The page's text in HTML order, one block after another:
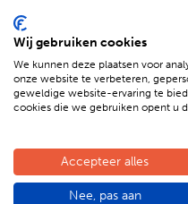
De
Compleet is
Wij gebruiken cookies
We kunnen deze plaatsen voor
onze website te verbeteren,
geweldige website-ervaring te
cookies die we gebruiken opent u
Accepteer alles
Nee, pas aan